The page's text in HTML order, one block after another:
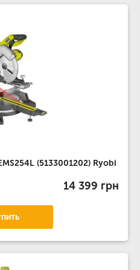
(5133001202) Ryobi
14 399 грн